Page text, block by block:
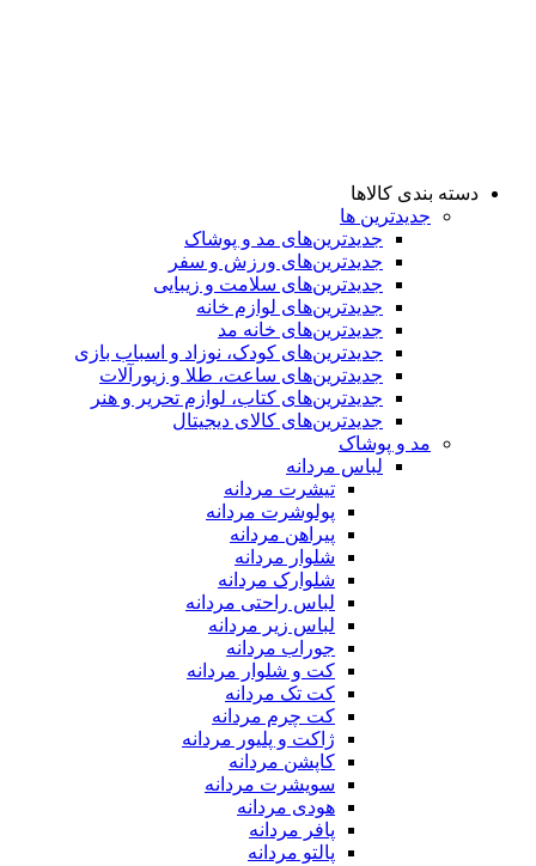
دسته بندی کالاها
جدیدترین ها
جدید‌ترین‌های مد و پوشاک
جدید‌ترین‌های ورزش و سفر
جدید‌ترین‌های سلامت و زیبایی
جدید‌ترین‌های لوازم خانه
جدیدترین‌های خانه مد
جدید‌ترین‌های کودک، نوزاد و اسباب بازی
جدید‌ترین‌های ساعت، طلا و زیورآلات
جدید‌ترین‌های کتاب، لوازم تحریر و هنر
جدید‌ترین‌های کالای دیجیتال
مد و پوشاک
لباس مردانه
تیشرت مردانه
پولوشرت مردانه
پیراهن مردانه
شلوار مردانه
شلوارک مردانه
لباس راحتی مردانه
لباس زیر مردانه
جوراب مردانه
کت و شلوار مردانه
کت تک مردانه
کت چرم مردانه
ژاکت و پلیور مردانه
کاپشن مردانه
سویشرت مردانه
هودی مردانه
پافر مردانه
پالتو مردانه